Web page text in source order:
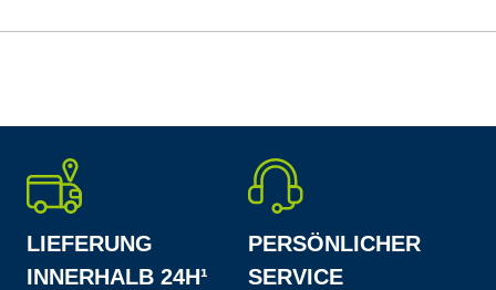
LIEFERUNG
INNERHALB 24H¹
PERSÖNLICHER
SERVICE